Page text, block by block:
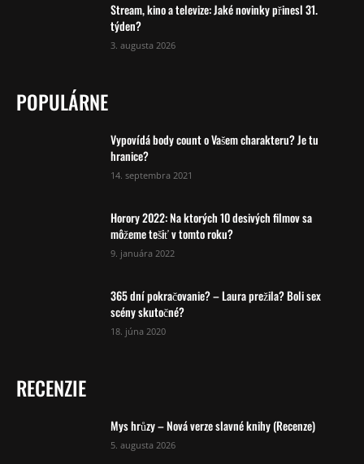
Stream, kino a televize: Jaké novinky přinesl 31.
týden?
3. augusta 2026
POPULÁRNE
Vypovídá body count o Vašem charakteru? Je tu
hranice?
14. septembra 2021
Horory 2022: Na ktorých 10 desivých filmov sa
môžeme tešiť v tomto roku?
9. januára 2022
365 dní pokračovanie? – Laura prežila? Boli sex
scény skutočné?
18. júna 2020
RECENZIE
Mys hrůzy – Nová verze slavné knihy (Recenze)
5. augusta 2026